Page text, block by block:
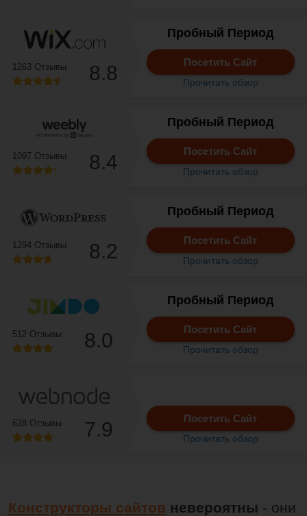
1263 Отзывы 8.8
Пробный Период
Посетить Сайт
Прочитать обзор
1097 Отзывы 8.4
Пробный Период
Посетить Сайт
Прочитать обзор
1294 Отзывы 8.2
Пробный Период
Посетить Сайт
Прочитать обзор
512 Отзывы 8.0
Пробный Период
Посетить Сайт
Прочитать обзор
628 Отзывы 7.9 Посетить Сайт
Прочитать обзор
Конструкторы сайтов невероятны - они